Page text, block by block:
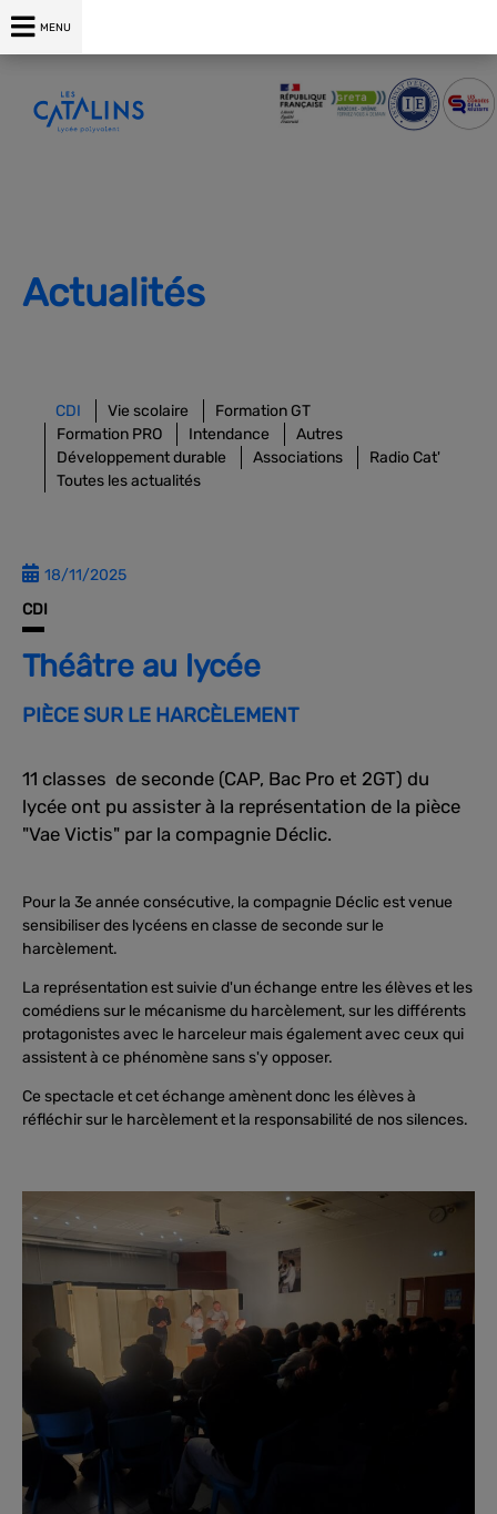
MENU
Actualités
CDI Vie scolaire
Formation GT
Formation PRO
Intendance
Autres
Développement durable
Associations
Radio Cat'
Toutes les actualités
18/11/2025
CDI
Théâtre au lycée
PIÈCE SUR LE HARCÈLEMENT
11 classes de seconde (CAP, Bac Pro et 2GT) du
lycée ont pu assister à la représentation de la pièce
"Vae Victis" par la compagnie Déclic.
Pour la 3e année consécutive, la compagnie Déclic est venue
sensibiliser des lycéens en classe de seconde sur le
harcèlement.
La représentation est suivie d'un échange entre les élèves et les
comédiens sur le mécanisme du harcèlement, sur les différents
protagonistes avec le harceleur mais également avec ceux qui
assistent à ce phénomène sans s'y opposer.
Ce spectacle et cet échange amènent donc les élèves à
réfléchir sur le harcèlement et la responsabilité de nos silences.